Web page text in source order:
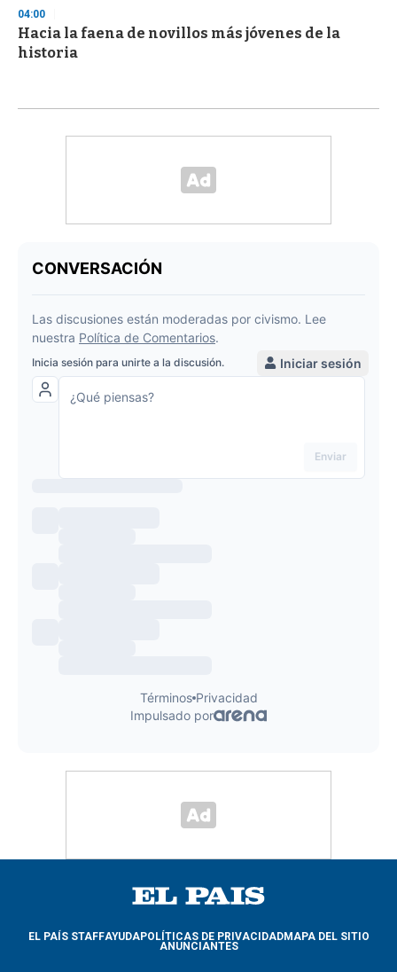
04:00
Hacia la faena de novillos más jóvenes de la
historia
EL PAÍS STAFFAYUDAPOLÍTICAS DE PRIVACIDADMAPA DEL SITIO
ANUNCIANTES